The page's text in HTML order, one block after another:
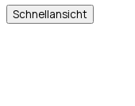
Schnellansicht